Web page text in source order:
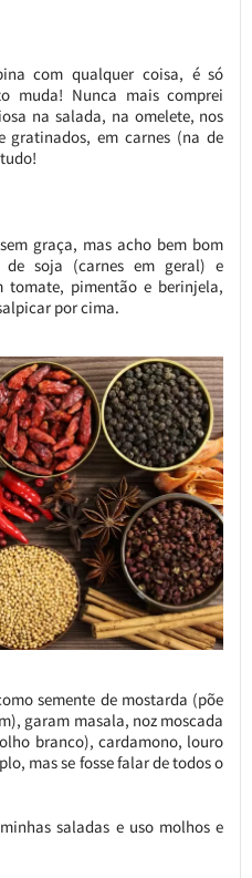
com qualquer coisa, é só
muda! Nunca mais comprei
na salada, na omelete, nos
gratinados, em carnes (na de
graça, mas acho bem bom
soja (carnes em geral) e
tomate, pimentão e berinjela,
por cima.
semente de mostarda (põe
garam masala, noz moscada
branco), cardamono, louro
mas se fosse falar de todos o
saladas e uso molhos e